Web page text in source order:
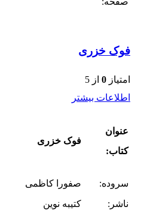
فوک خزری
امتیاز 0 از 5
اطلاعات بیشتر
عنوان
کتاب:
فوک خزری
سروده:
صفورا کاظمی
ناشر:
کتیبه نوین